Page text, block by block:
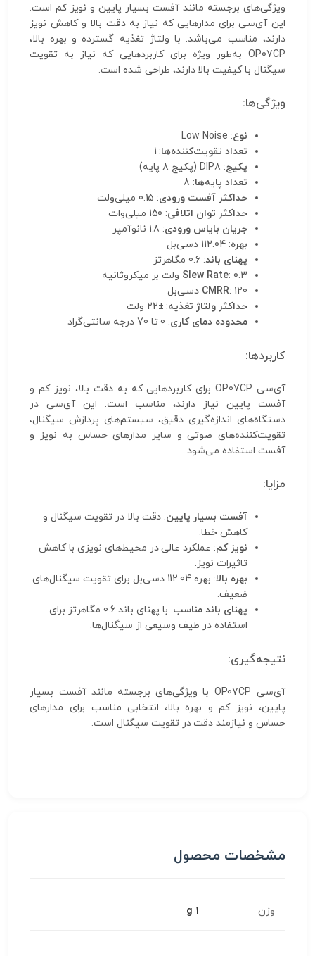
ویژگی‌های برجسته مانند آفست بسیار پایین و نویز کم است.
این آی‌سی برای مدارهایی که نیاز به دقت بالا و کاهش نویز
دارند، مناسب می‌باشد. با ولتاژ تغذیه گسترده و بهره بالا،
OP07CP به‌طور ویژه برای کاربردهایی که نیاز به تقویت
سیگنال با کیفیت بالا دارند، طراحی شده است.
ویژگی‌ها:
نوع: Low Noise
تعداد تقویت‌کننده‌ها: 1
پکیج: DIP8 (پکیج ۸ پایه)
تعداد پایه‌ها: 8
حداکثر آفست ورودی: 0.15 میلی‌ولت
حداکثر توان اتلافی: 150 میلی‌وات
جریان بایاس ورودی: 1.8 نانوآمپر
بهره: 112.04 دسی‌بل
پهنای باند: 0.6 مگاهرتز
Slew Rate: 0.3 ولت بر میکروثانیه
CMRR: 120 دسی‌بل
حداکثر ولتاژ تغذیه: ±22 ولت
محدوده دمای کاری: 0 تا 70 درجه سانتی‌گراد
کاربردها:
آی‌سی OP07CP برای کاربردهایی که به دقت بالا، نویز کم و
آفست پایین نیاز دارند، مناسب است. این آی‌سی در
دستگاه‌های اندازه‌گیری دقیق، سیستم‌های پردازش سیگنال،
تقویت‌کننده‌های صوتی و سایر مدارهای حساس به نویز و
آفست استفاده می‌شود.
مزایا:
آفست بسیار پایین: دقت بالا در تقویت سیگنال و
کاهش خطا.
نویز کم: عملکرد عالی در محیط‌های نویزی با کاهش
تاثیرات نویز.
بهره بالا
: بهره 112.04 دسی‌بل برای تقویت سیگنال‌های
ضعیف.
پهنای باند مناسب
: با پهنای باند 0.6 مگاهرتز برای
استفاده در طیف وسیعی از سیگنال‌ها.
نتیجه‌گیری:
آی‌سی OP07CP با ویژگی‌های برجسته مانند آفست بسیار
پایین، نویز کم و بهره بالا، انتخابی مناسب برای مدارهای
حساس و نیازمند دقت در تقویت سیگنال است.
مشخصات محصول
وزن 1 g